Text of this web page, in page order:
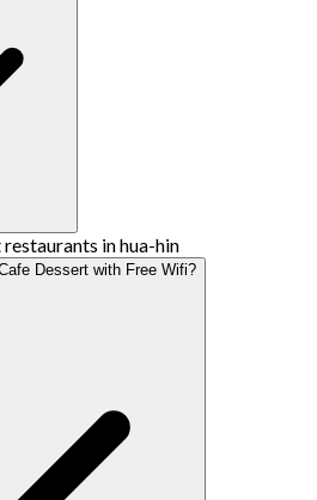
in hua-hin
Dessert with Free Wifi?